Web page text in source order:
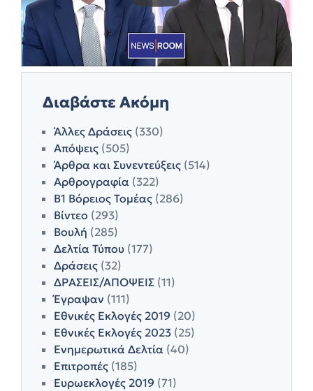
Διαβάστε Ακόμη
Άλλες Δράσεις (330)
Απόψεις (505)
Άρθρα και Συνεντεύξεις (514)
Αρθρογραφία (322)
Β1 Βόρειος Τομέας (286)
Βίντεο (293)
Βουλή (285)
Δελτία Τύπου (177)
Δράσεις (32)
ΔΡΑΣΕΙΣ/ΑΠΟΨΕΙΣ (11)
Έγραψαν (111)
Εθνικές Εκλογές 2019 (20)
Εθνικές Εκλογές 2023 (25)
Ενημερωτικά Δελτία (40)
Επιτροπές (185)
Ευρωεκλογές 2019 (71)